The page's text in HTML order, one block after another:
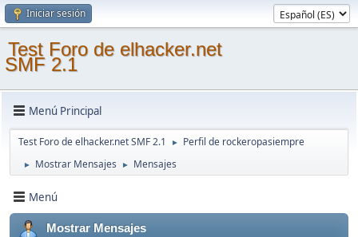
Iniciar sesión
Test Foro de elhacker.net
SMF 2.1
Menú Principal
Test Foro de elhacker.net SMF 2.1 ► Perfil de rockeropasiempre
► Mostrar Mensajes ► Mensajes
Menú
Mostrar Mensajes